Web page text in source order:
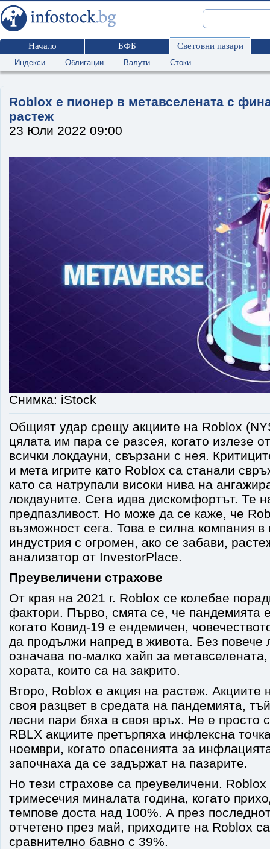
Начало БФБ Световни пазари
Индекси Облигации Валути Стоки
Roblox е пионер в метавселената с
растеж
23 Юли 2022 09:00
Снимка: iStock
Общият удар срещу акциите на Roblox
цялата им пара се разсея, когато излезе
всички локдауни, свързани с нея.
и мета игрите като Roblox са станали
като са натрупали високи нива на
локдауните. Сега идва дискомфортът. Те
предпазливост. Но може да се каже, че
възможност сега. Това е силна компания
индустрия с огромен, ако се забави,
анализатор от InvestorPlace.
Преувеличени страхове
От края на 2021 г. Roblox се колебае
фактори. Първо, смята се, че пандемията
когато Ковид-19 е ендемичен,
да продължи напред в живота. Без повече
означава по-малко хайп за
хората, които са на закрито.
Второ, Roblox е акция на растеж. Акциите
своя разцвет в средата на пандемията,
лесни пари бяха в своя връх. Не е просто
RBLX акциите претърпяха инфлексна
ноември, когато опасенията за
започнаха да се задържат на пазарите.
Но тези страхове са преувеличени.
тримесечия миналата година, когато
темпове доста над 100%. А през
отчетено през май, приходите на Roblox
сравнително бавно с 39%.